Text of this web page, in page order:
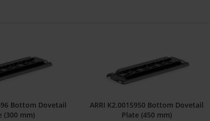
Bottom Dovetail
(300 mm)
ARRI K2.0015950 Bottom Dovetail
Plate (450 mm)